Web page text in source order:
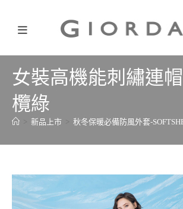
女裝高機能刺繡連
欖綠
新品上市 秋冬保暖必備防風外套-